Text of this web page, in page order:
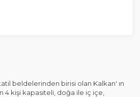
birisi olan Kalkan' ın
kişi kapasiteli, doğa ile iç içe,